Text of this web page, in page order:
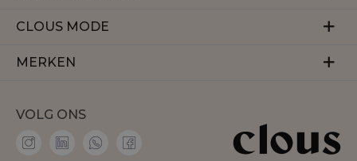
Veelgestelde vragen
Betalen
CLOUS MODE
Over ons
Membership
MERKEN
Accentil
Amaya Amsterdam
VOLG ONS